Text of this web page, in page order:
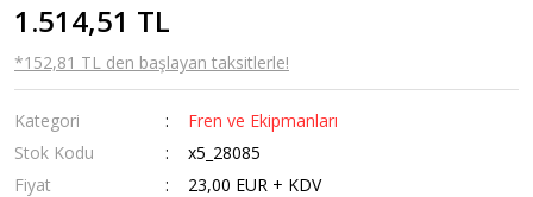
1.514,51 TL
*152,81 TL den başlayan taksitlerle!
Kategori
Fren ve Ekipmanları
Stok Kodu
x5_28085
Fiyat
23,00 EUR + KDV